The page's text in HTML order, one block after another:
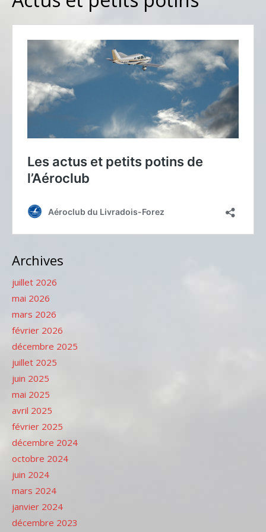
Archives
juillet 2026
mai 2026
mars 2026
février 2026
décembre 2025
juillet 2025
juin 2025
mai 2025
avril 2025
février 2025
décembre 2024
octobre 2024
juin 2024
mars 2024
janvier 2024
décembre 2023